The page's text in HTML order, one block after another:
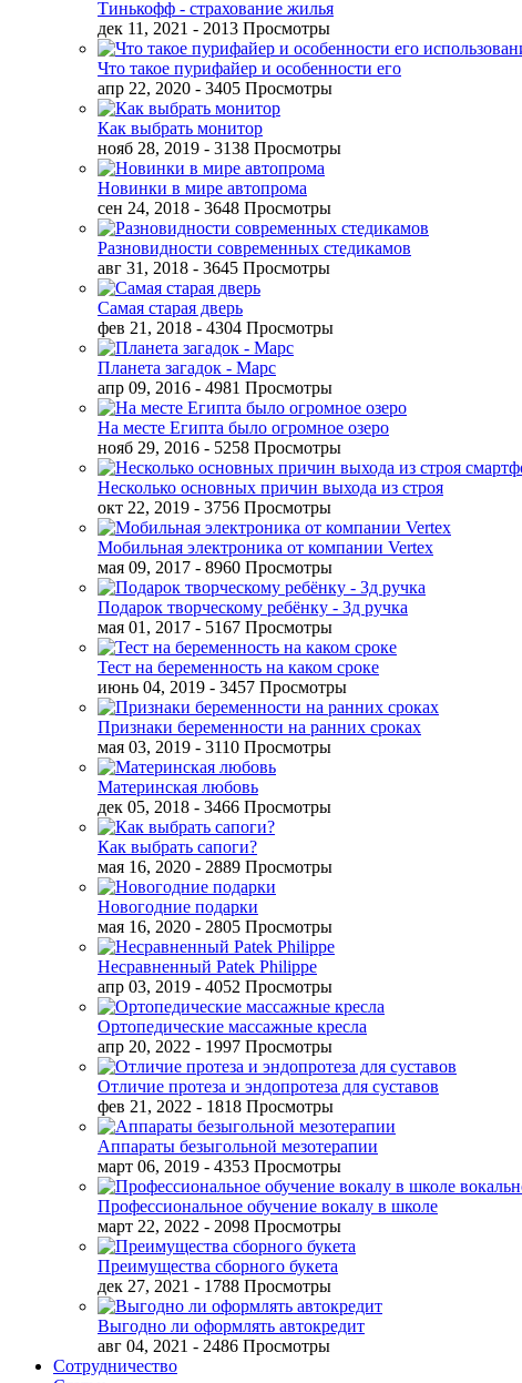
Тинькофф - страхование жилья
дек 11, 2021 - 2013 Просмотры
Что такое пурифайер и особенности его
апр 22, 2020 - 3405 Просмотры
Как выбрать монитор
нояб 28, 2019 - 3138 Просмотры
Новинки в мире автопрома
сен 24, 2018 - 3648 Просмотры
Разновидности современных стедикамов
авг 31, 2018 - 3645 Просмотры
Самая старая дверь
фев 21, 2018 - 4304 Просмотры
Планета загадок - Марс
апр 09, 2016 - 4981 Просмотры
На месте Египта было огромное озеро
нояб 29, 2016 - 5258 Просмотры
Несколько основных причин выхода из строя
окт 22, 2019 - 3756 Просмотры
Мобильная электроника от компании Vertex
мая 09, 2017 - 8960 Просмотры
Подарок творческому ребёнку - 3д ручка
мая 01, 2017 - 5167 Просмотры
Тест на беременность на каком сроке
июнь 04, 2019 - 3457 Просмотры
Признаки беременности на ранних сроках
мая 03, 2019 - 3110 Просмотры
Материнская любовь
дек 05, 2018 - 3466 Просмотры
Как выбрать сапоги?
мая 16, 2020 - 2889 Просмотры
Новогодние подарки
мая 16, 2020 - 2805 Просмотры
Несравненный Patek Philippe
апр 03, 2019 - 4052 Просмотры
Ортопедические массажные кресла
апр 20, 2022 - 1997 Просмотры
Отличие протеза и эндопротеза для суставов
фев 21, 2022 - 1818 Просмотры
Аппараты безыгольной мезотерапии
март 06, 2019 - 4353 Просмотры
Профессиональное обучение вокалу в школе
март 22, 2022 - 2098 Просмотры
Преимущества сборного букета
дек 27, 2021 - 1788 Просмотры
Выгодно ли оформлять автокредит
авг 04, 2021 - 2486 Просмотры
Сотрудничество